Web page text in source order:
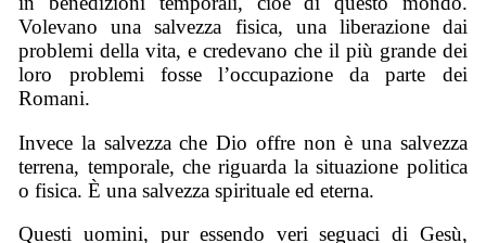
Volevano una salvezza fisica, una liberazione dai
problemi della vita, e credevano che il più grande dei
loro problemi fosse l’occupazione da parte dei
Romani.
Invece la salvezza che Dio offre non è una salvezza
terrena, temporale, che riguarda la situazione politica
o fisica. È una salvezza spirituale ed eterna.
Questi uomini, pur essendo veri seguaci di Gesù,